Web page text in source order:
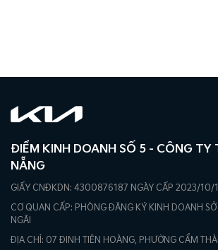
ĐIỂM KINH DOANH SỐ 5 - CÔNG
NẴNG
GIẤY CNĐKDN: 4300876187 NGÀY CẤP 2023/10/
CƠ QUAN CẤP: PHÒNG ĐĂNG KÝ KINH DOANH
NGÃI
ĐỊA CHỈ: 07 ĐINH TIÊN HOÀNG, PHƯỜNG CẨM